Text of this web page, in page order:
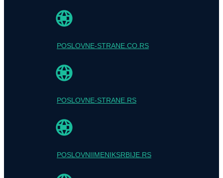
POSLOVNE-STRANE.CO.RS
POSLOVNE-STRANE.RS
POSLOVNIIMENIKSRBIJE.RS